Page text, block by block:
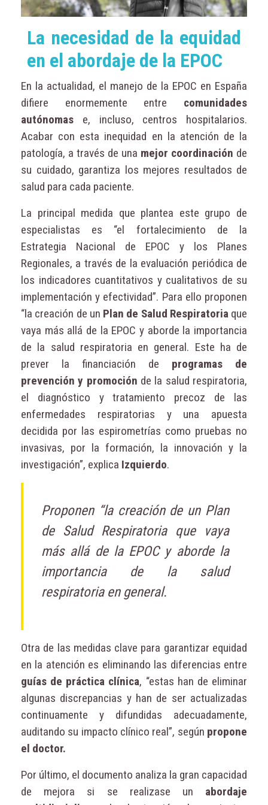
La necesidad de la equidad
en el abordaje de la EPOC
En la actualidad, el manejo de la EPOC en España
difiere enormemente entre comunidades
autónomas e, incluso, centros hospitalarios.
Acabar con esta inequidad en la atención de la
patología, a través de una mejor coordinación de
su cuidado, garantiza los mejores resultados de
salud para cada paciente.
La principal medida que plantea este grupo de
especialistas es “el fortalecimiento de la
Estrategia Nacional de EPOC y los Planes
Regionales, a través de la evaluación periódica de
los indicadores cuantitativos y cualitativos de su
implementación y efectividad”. Para ello proponen
“la creación de un Plan de Salud Respiratoriaque
vaya más allá de la EPOC y aborde la importancia
de la salud respiratoria en general. Este ha de
prever la financiación de programas de
prevención y promoción de la salud respiratoria,
el diagnóstico y tratamiento precoz de las
enfermedades respiratorias y una apuesta
decidida por las espirometrías como pruebas no
invasivas, por la formación, la innovación y la
investigación”, explica Izquierdo.
Proponen “la creación de un Plan
de Salud Respiratoria que vaya
más allá de la EPOC y aborde la
importancia de la salud
respiratoria en general.
Otra de las medidas clave para garantizar equidad
en la atención es eliminando las diferencias entre
guías de práctica clínica, “estas han de eliminar
algunas discrepancias y han de ser actualizadas
continuamente y difundidas adecuadamente,
auditando su impacto clínico real”, según propone
el doctor.
Por último, el documento analiza la gran capacidad
de mejora si se realizase un abordaje